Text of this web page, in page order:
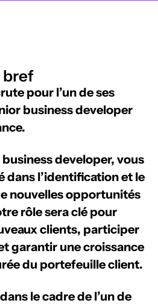
bref
pour l’un de ses
business developer
developer, vous
dans l’identification et le
nouvelles opportunités
rôle sera clé pour
clients, participer
garantir une croissance
du portefeuille client.
le cadre de l’un de